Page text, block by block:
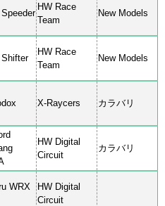
HW Race
Team
New Models
Shifter
HW Race
Team
New Models
X-Raycers カラバリ
HW Digital
Circuit
カラバリ
WRX
HW Digital
Circuit